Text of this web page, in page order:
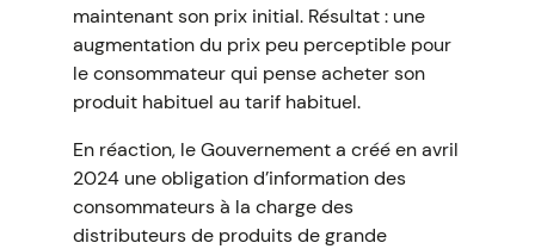
maintenant son prix initial. Résultat : une
augmentation du prix peu perceptible pour
le consommateur qui pense acheter son
produit habituel au tarif habituel.
En réaction, le Gouvernement a créé en avril
2024 une obligation d’information des
consommateurs à la charge des
distributeurs de produits de grande